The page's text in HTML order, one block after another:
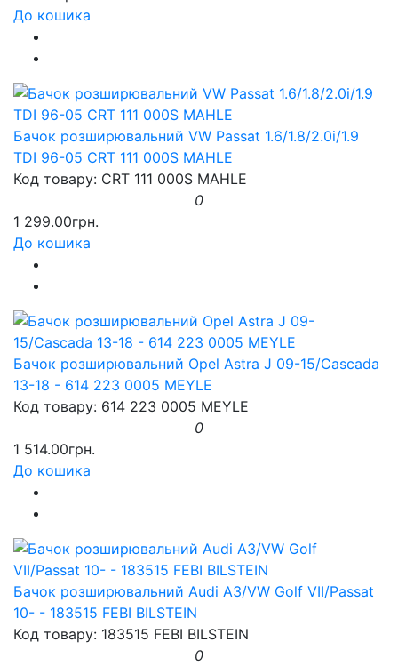
До кошика
Бачок розширювальний VW Passat 1.6/1.8/2.0i/1.9
TDI 96-05 CRT 111 000S MAHLE
Код товару: CRT 111 000S MAHLE
0
1 299.00грн.
До кошика
Бачок розширювальний Opel Astra J 09-15/Cascada
13-18 - 614 223 0005 MEYLE
Код товару: 614 223 0005 MEYLE
0
1 514.00грн.
До кошика
Бачок розширювальний Audi A3/VW Golf VII/Passat
10- - 183515 FEBI BILSTEIN
Код товару: 183515 FEBI BILSTEIN
0